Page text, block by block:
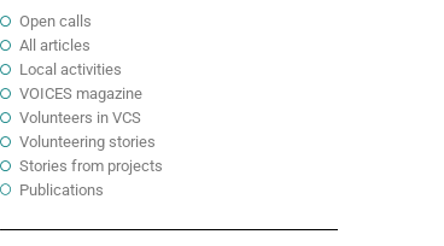
Open calls
All articles
Local activities
VOICES magazine
Volunteers in VCS
Volunteering stories
Stories from projects
Publications